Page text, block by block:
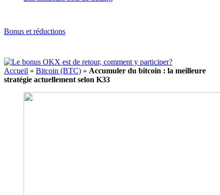
Bonus et réductions
Accueil » Bitcoin (BTC) » Accumuler du bitcoin : la meilleure
stratégie actuellement selon K33